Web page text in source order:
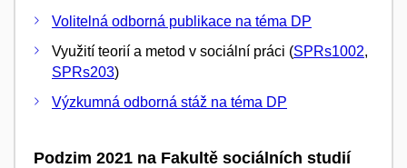
Volitelná odborná publikace na téma DP
Využití teorií a metod v sociální práci (SPRs1002,
SPRs203)
Výzkumná odborná stáž na téma DP
Podzim 2021 na Fakultě sociálních studií